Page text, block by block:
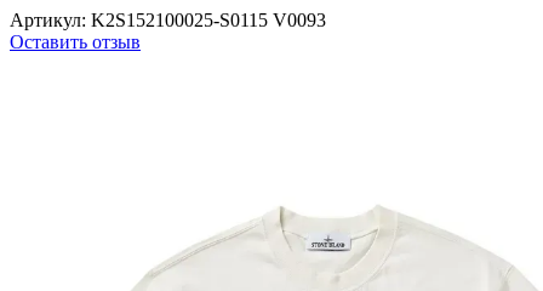
Артикул: K2S152100025-S0115 V0093
Оставить отзыв